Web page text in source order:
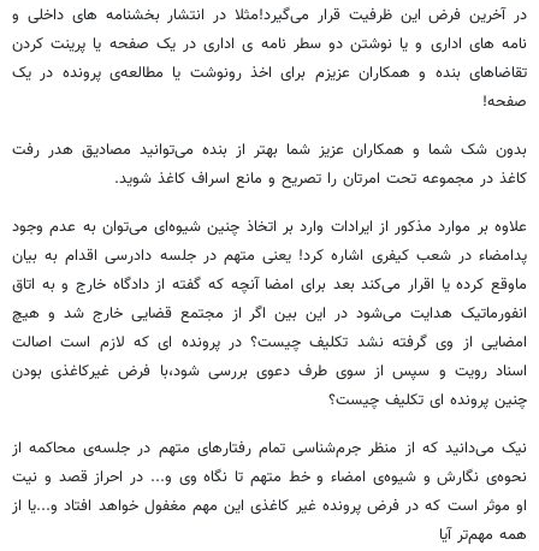
در آخرین فرض این ظرفیت قرار می‌گیرد!مثلا در انتشار بخشنامه های داخلی و
نامه های اداری و یا نوشتن دو سطر نامه ی اداری در یک صفحه یا پرینت کردن
تقاضاهای بنده و همکاران عزیزم برای اخذ رونوشت یا مطالعه‌ی پرونده در یک
صفحه!
بدون شک شما و همکاران عزیز شما بهتر از بنده می‌توانید مصادیق هدر رفت
کاغذ در مجموعه تحت امرتان را تصریح و مانع اسراف کاغذ شوید.
علاوه بر موارد مذکور از ایرادات وارد بر اتخاذ چنین شیوه‌ای می‌توان به عدم وجود
پدامضاء در شعب کیفری اشاره کرد! یعنی متهم در جلسه دادرسی اقدام به بیان
ماوقع کرده یا اقرار می‌کند بعد برای امضا آنچه که گفته از دادگاه خارج و به اتاق
انفورماتیک هدایت می‌شود در این بین اگر از مجتمع قضایی خارج شد و هیچ
امضایی از وی گرفته نشد تکلیف چیست؟ در پرونده ای که لازم است اصالت
اسناد رویت و سپس از سوی طرف دعوی بررسی شود،با فرض غیرکاغذی بودن
چنین پرونده ای تکلیف چیست؟
نیک می‌دانید که از منظر جرم‌شناسی تمام رفتارهای متهم در جلسه‌ی محاکمه از
نحوه‌ی نگارش و شیوه‌ی امضاء و خط متهم تا نگاه وی و... در احراز قصد و نیت
او موثر است که در فرض پرونده غیر کاغذی این مهم مغفول خواهد افتاد و...یا از
همه مهم‌تر آیا